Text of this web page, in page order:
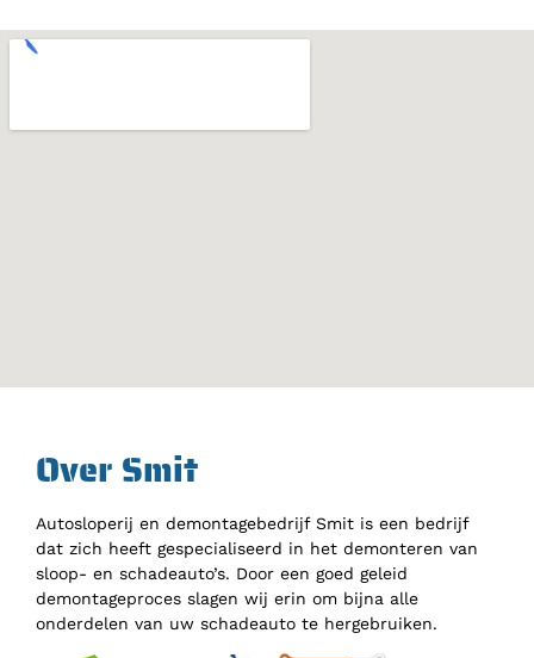
Over Smit
Autosloperij en demontagebedrijf Smit is een bedrijf
dat zich heeft gespecialiseerd in het demonteren van
sloop- en schadeauto’s. Door een goed geleid
demontageproces slagen wij erin om bijna alle
onderdelen van uw schadeauto te hergebruiken.